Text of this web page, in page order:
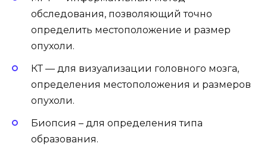
обследования, позволяющий точно
определить местоположение и размер
опухоли.
КТ — для визуализации головного мозга,
определения местоположения и размеров
опухоли.
Биопсия – для определения типа
образования.